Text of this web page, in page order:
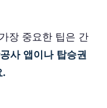
장 중요한 팁은 간
사 앱이나 탑승권
.